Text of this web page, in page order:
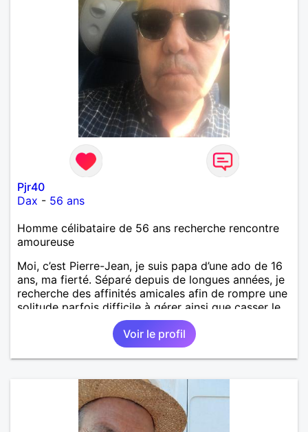
Pjr40
Dax - 56 ans
Homme célibataire de 56 ans recherche rencontre
amoureuse
Moi, c’est Pierre-Jean, je suis papa d’une ado de 16
ans, ma fierté. Séparé depuis de longues années, je
recherche des affinités amicales afin de rompre une
solitude parfois difficile à gérer ainsi que casser le
vague à l’âme. L’amitié reste extrêmement
importante à mes yeux mais peut se décliner en des
sentiments plus puissants. « Le temps fera son
œuvre » disait Arthur Schopenhauer, philosophe
autant être trop locace. Je suis bourré de qualités
avec très peu de défauts. Je suis altruiste,
bienveillant, empathique, attentionné, honnête,
Voir le profil